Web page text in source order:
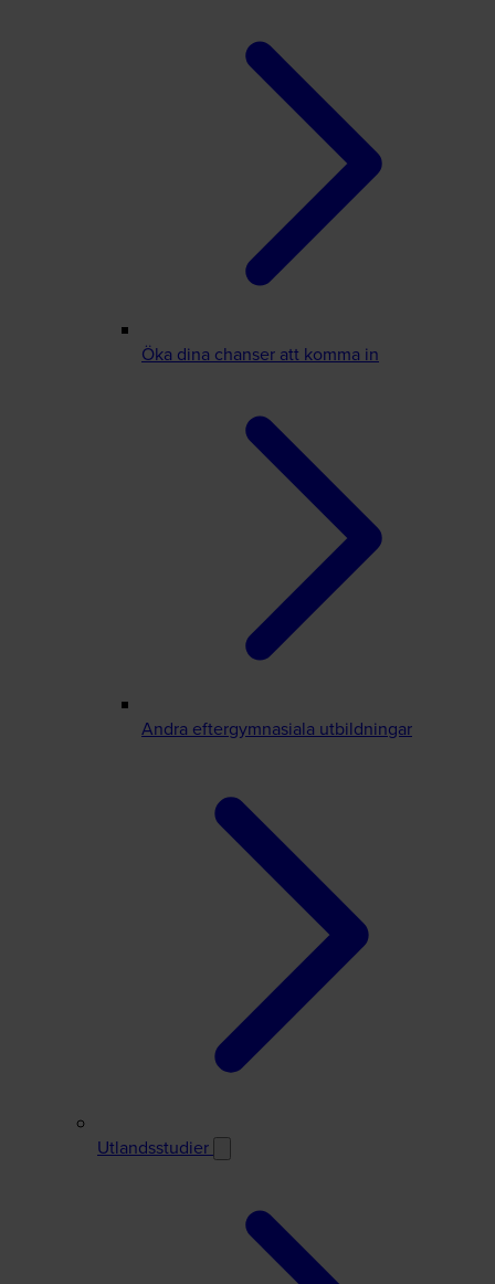
Öka dina chanser att komma in
Andra eftergymnasiala utbildningar
Utlandsstudier